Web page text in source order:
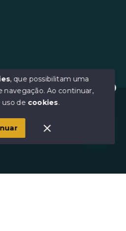
Oi :) Como posso te ajudar?
Imóveis - Todos os direitos
, que possibilitam uma
navegação.Ao continuar,
de cookies.